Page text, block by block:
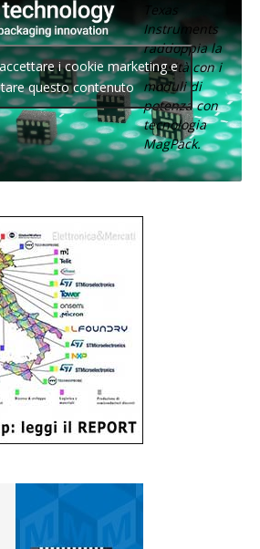
Texas
Instruments
raddoppia la
densità con i
moduli di
potenza con
tecnologia
MagPack.
i cookie marketing e
questo contenuto